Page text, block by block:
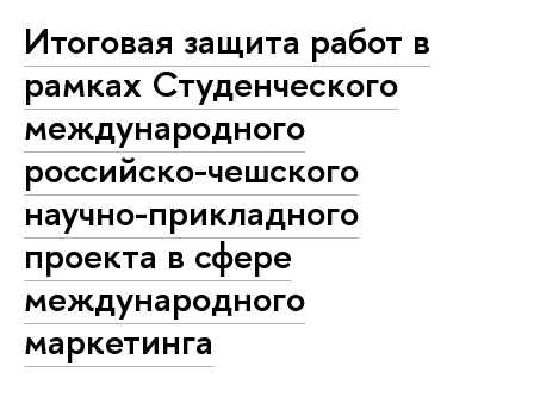
Итоговая защита работ в
рамках Студенческого
международного
российско-чешского
научно-прикладного
проекта в сфере
международного
маркетинга